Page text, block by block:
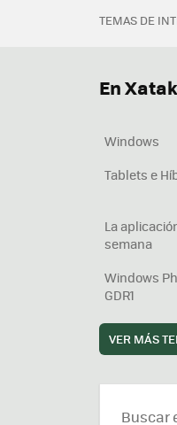
TEMAS DE
En
Windows
Tablets e
La
semana
Windows
GDR1
VER MÁS